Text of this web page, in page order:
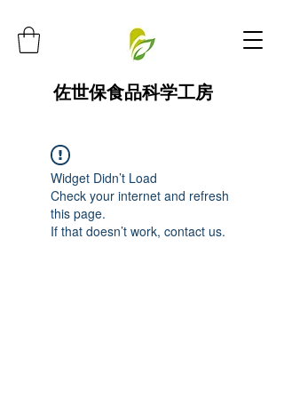
佐世保食品科学工房
Widget Didn’t Load
Check your internet and refresh
this page.
If that doesn’t work, contact us.